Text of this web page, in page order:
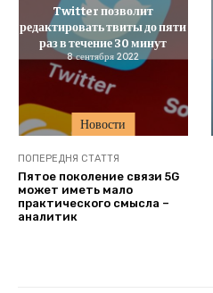
Новости
Twitter позволит
редактировать твиты до пяти
раз в течение 30 минут
8 сентября 2022
ПОПЕРЕДНЯ СТАТТЯ
Пятое поколение связи 5G
может иметь мало
практического смысла –
аналитик